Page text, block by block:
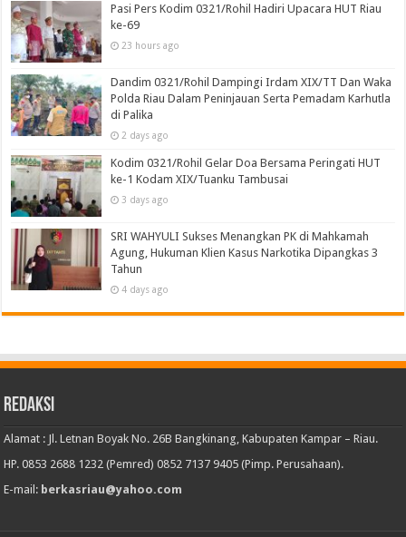
Pasi Pers Kodim 0321/Rohil Hadiri Upacara HUT Riau
ke-69
23 hours ago
Dandim 0321/Rohil Dampingi Irdam XIX/TT Dan Waka
Polda Riau Dalam Peninjauan Serta Pemadam Karhutla
di Palika
2 days ago
Kodim 0321/Rohil Gelar Doa Bersama Peringati HUT
ke-1 Kodam XIX/Tuanku Tambusai
3 days ago
SRI WAHYULI Sukses Menangkan PK di Mahkamah
Agung, Hukuman Klien Kasus Narkotika Dipangkas 3
Tahun
4 days ago
Redaksi
Alamat : Jl. Letnan Boyak No. 26B Bangkinang, Kabupaten Kampar – Riau.
HP. 0853 2688 1232 (Pemred) 0852 7137 9405 (Pimp. Perusahaan).
E-mail: berkasriau@yahoo.com